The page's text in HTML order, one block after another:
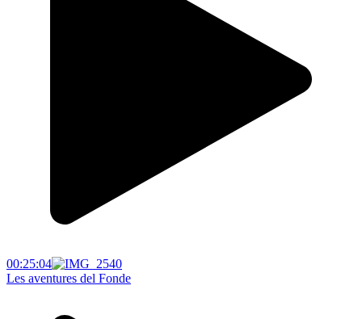
00:25:04
Les aventures del Fonde